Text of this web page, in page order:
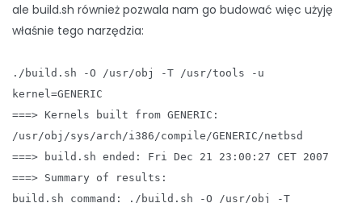
ale build.sh również pozwala nam go budować więc użyję
właśnie tego narzędzia:
./build.sh -O /usr/obj -T /usr/tools -u
kernel=GENERIC
===> Kernels built from GENERIC:
/usr/obj/sys/arch/i386/compile/GENERIC/netbsd
===> build.sh ended: Fri Dec 21 23:00:27 CET 2007
===> Summary of results:
build.sh command: ./build.sh -O /usr/obj -T